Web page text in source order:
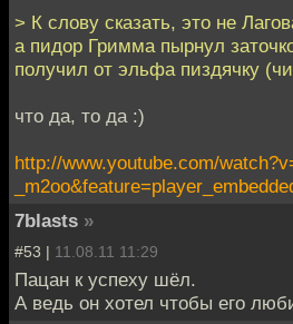
> К слову сказать, это не
а пидор Гримма пырнул
получил от эльфа пиздячку
что да, то да :)
http://www.youtube.com/
7blasts »
#53 | 11.08.11 11:29
Пацан к успеху шёл.
А ведь он хотел чтобы его